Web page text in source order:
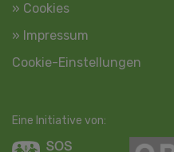
» Cookies
» Impressum
Cookie-Einstellungen
Eine Initiative von: